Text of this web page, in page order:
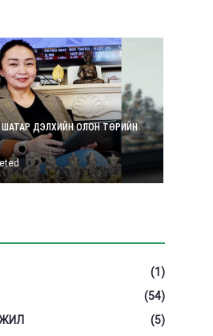
ДЭЛХИЙН ОЛОН ТӨРИЙН
(1)
(54)
(5)